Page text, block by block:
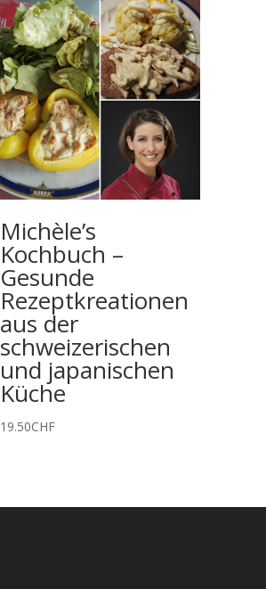
Michèle’s
Kochbuch –
Gesunde
Rezeptkreationen
aus der
schweizerischen
und japanischen
Küche
19.50CHF